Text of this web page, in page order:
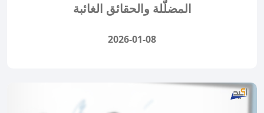
المضلّلة والحقائق الغائبة
2026-01-08